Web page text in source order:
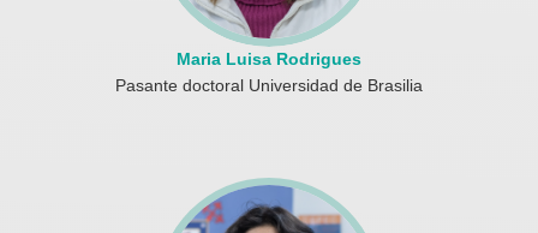
Maria Luisa Rodrigues
Pasante doctoral Universidad de Brasilia